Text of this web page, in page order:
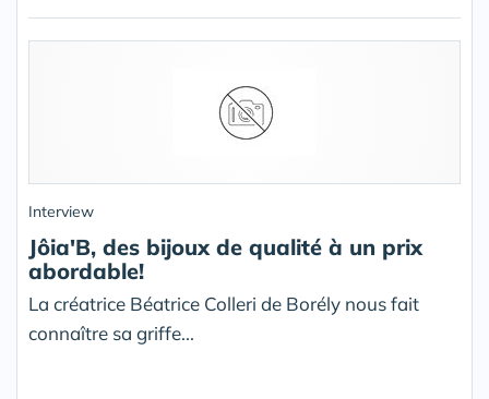
Interview
Jôia'B, des bijoux de qualité à un prix
abordable!
La créatrice Béatrice Colleri de Borély nous fait
connaître sa griffe...